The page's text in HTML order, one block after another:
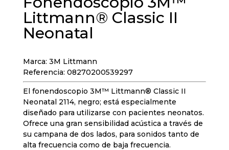
Littmann® Classic II
Neonatal
Marca: 3M Littmann
Referencia: 08270200539297
El fonendoscopio 3M™ Littmann® Classic II
Neonatal 2114, negro; está especialmente
diseñado para utilizarse con pacientes neonatos.
Ofrece una gran sensibilidad acústica a través de
su campana de dos lados, para sonidos tanto de
alta frecuencia como de baja frecuencia.